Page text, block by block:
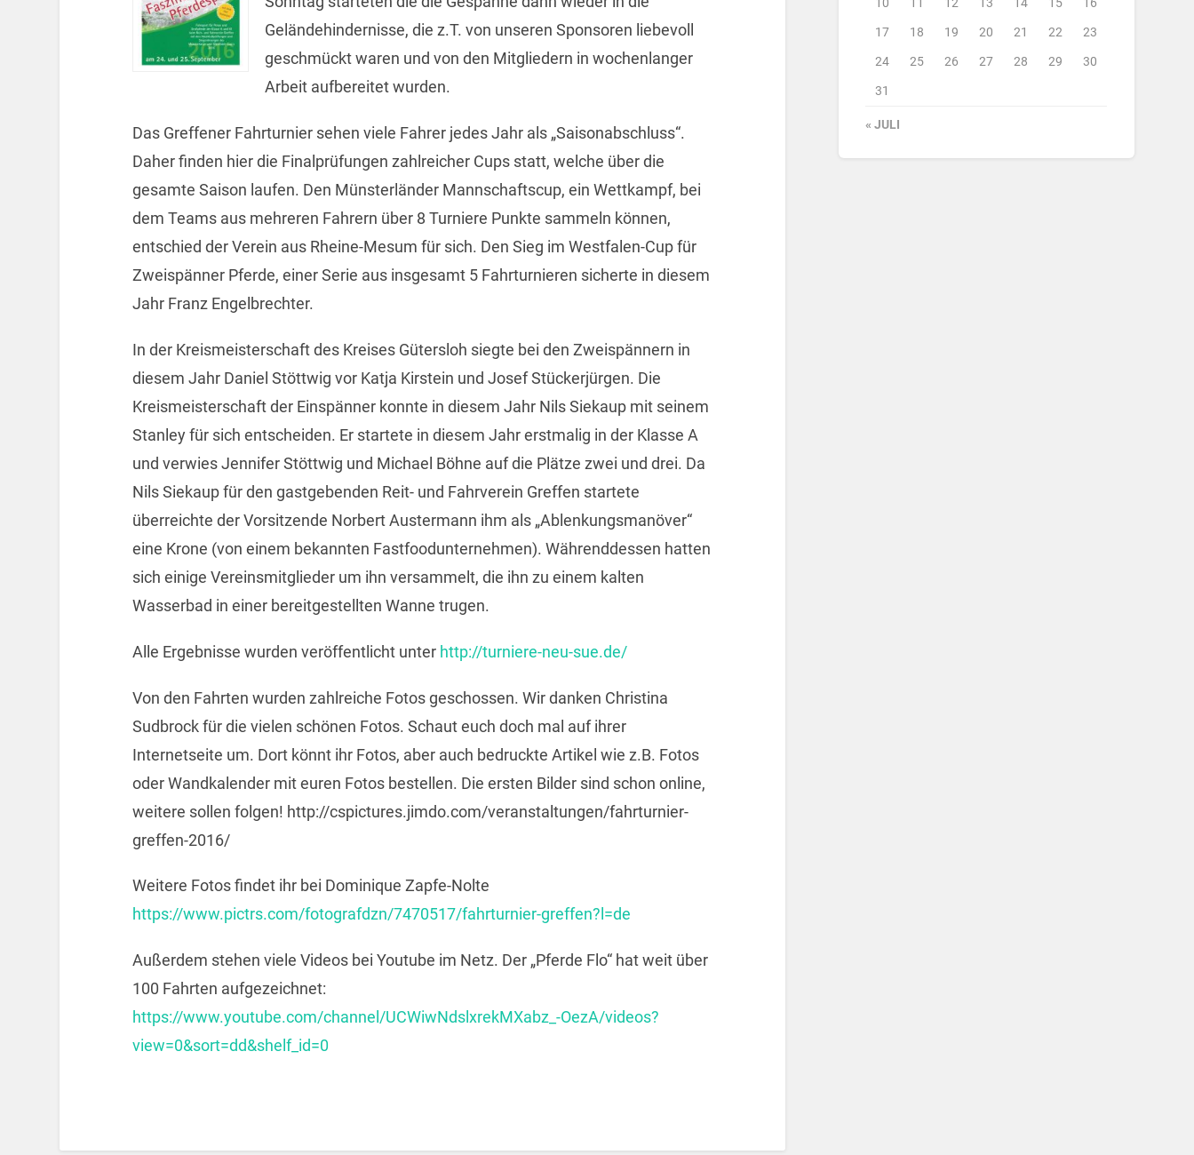
Geländehindernisse, die z.T. von unseren Sponsoren liebevoll
geschmückt waren und von den Mitgliedern in wochenlanger
Arbeit aufbereitet wurden.
Das Greffener Fahrturnier sehen viele Fahrer jedes Jahr als „Saisonabschluss“.
Daher finden hier die Finalprüfungen zahlreicher Cups statt, welche über die
gesamte Saison laufen. Den Münsterländer Mannschaftscup, ein Wettkampf, bei
dem Teams aus mehreren Fahrern über 8 Turniere Punkte sammeln können,
entschied der Verein aus Rheine-Mesum für sich. Den Sieg im Westfalen-Cup für
Zweispänner Pferde, einer Serie aus insgesamt 5 Fahrturnieren sicherte in diesem
Jahr Franz Engelbrechter.
In der Kreismeisterschaft des Kreises Gütersloh siegte bei den Zweispännern in
diesem Jahr Daniel Stöttwig vor Katja Kirstein und Josef Stückerjürgen. Die
Kreismeisterschaft der Einspänner konnte in diesem Jahr Nils Siekaup mit seinem
Stanley für sich entscheiden. Er startete in diesem Jahr erstmalig in der Klasse A
und verwies Jennifer Stöttwig und Michael Böhne auf die Plätze zwei und drei. Da
Nils Siekaup für den gastgebenden Reit- und Fahrverein Greffen startete
überreichte der Vorsitzende Norbert Austermann ihm als „Ablenkungsmanöver“
eine Krone (von einem bekannten Fastfoodunternehmen). Währenddessen hatten
sich einige Vereinsmitglieder um ihn versammelt, die ihn zu einem kalten
Wasserbad in einer bereitgestellten Wanne trugen.
Alle Ergebnisse wurden veröffentlicht unter http://turniere-neu-sue.de/
Von den Fahrten wurden zahlreiche Fotos geschossen. Wir danken Christina
Sudbrock für die vielen schönen Fotos. Schaut euch doch mal auf ihrer
Internetseite um. Dort könnt ihr Fotos, aber auch bedruckte Artikel wie z.B. Fotos
oder Wandkalender mit euren Fotos bestellen. Die ersten Bilder sind schon online,
weitere sollen folgen! http://cspictures.jimdo.com/veranstaltungen/fahrturnier-
greffen-2016/
Weitere Fotos findet ihr bei Dominique Zapfe-Nolte
https://www.pictrs.com/fotografdzn/7470517/fahrturnier-greffen?l=de
Außerdem stehen viele Videos bei Youtube im Netz. Der „Pferde Flo“ hat weit über
100 Fahrten aufgezeichnet:
https://www.youtube.com/channel/UCWiwNdslxrekMXabz_-OezA/videos?
view=0&sort=dd&shelf_id=0
17 18 19 20 21 22 23
24 25 26 27 28 29 30
31
« JULI